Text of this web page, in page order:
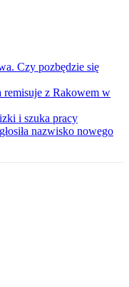
Czy pozbędzie się
remisuje z Rakowem w
i szuka pracy
nazwisko nowego